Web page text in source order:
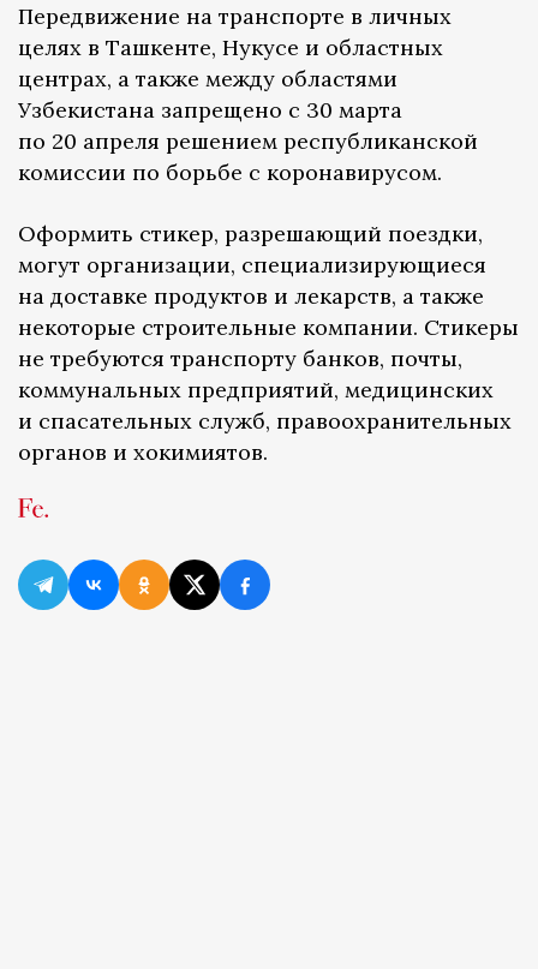
Передвижение на транспорте в личных
целях в Ташкенте, Нукусе и областных
центрах, а также между областями
Узбекистана запрещено с 30 марта
по 20 апреля решением республиканской
комиссии по борьбе с коронавирусом.
Оформить стикер, разрешающий поездки,
могут организации, специализирующиеся
на доставке продуктов и лекарств, а также
некоторые строительные компании. Стикеры
не требуются транспорту банков, почты,
коммунальных предприятий, медицинских
и спасательных служб, правоохранительных
органов и хокимиятов.